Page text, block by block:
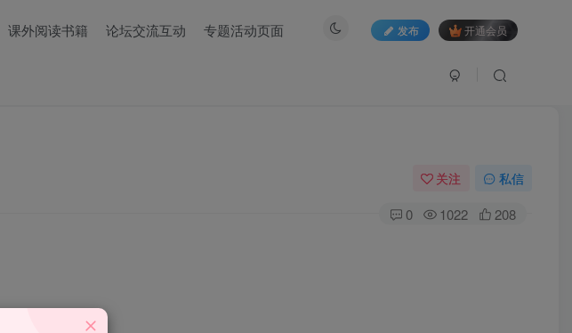
课外阅读书籍 论坛交流互动 专题活动页面 发布 开通会员
关注 私信
0 1022 208